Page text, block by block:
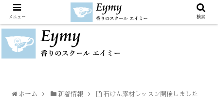
ホーム 新着情報 石けん素材レッスン開催しました
メニュー 検索